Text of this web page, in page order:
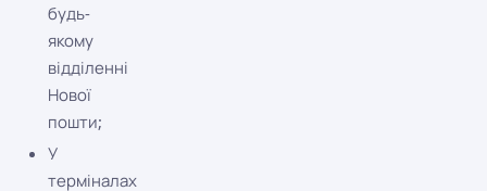
будь-
якому
відділенні
Нової
пошти;
У
терміналах